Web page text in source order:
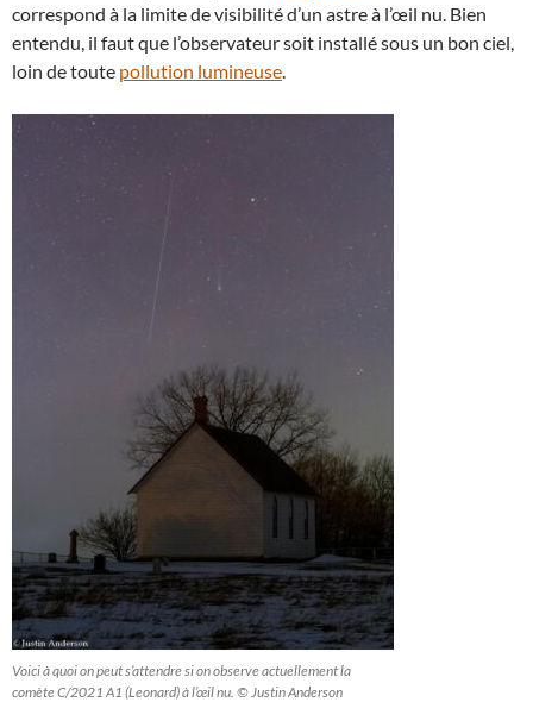
correspond à la limite de visibilité d’un astre à l’œil nu. Bien
entendu, il faut que l’observateur soit installé sous un bon ciel,
loin de toute pollution lumineuse
Voici à quoi on peut s’attendre si on observe actuellement la
comète C/2021 A1 (Leonard) à l’œil nu. © Justin Anderson